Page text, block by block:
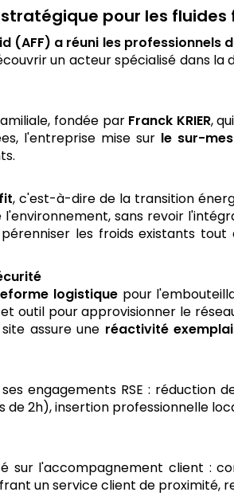
pour les fluides
(AFF) a réuni les
un acteur spécialisé dans
fondée par Franck KRIER,
l'entreprise mise sur le sur-
, c'est-à-dire de la transition
sans revoir
pérenniser les froids existants
logistiquepour
pour approvisionner le
site assure une réactivité
engagements RSE : réduction
2h), insertion professionnelle
sur l'accompagnement client :
un service client de proximité,